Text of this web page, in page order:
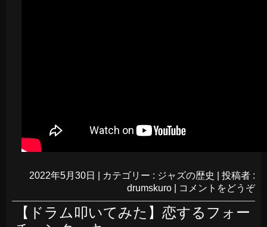
2022年5月30日 カテゴリー : ジャズの歴史
投稿者 :
drumskuro
コメントをどうぞ
【ドラム叩いてみた】恋するフォー